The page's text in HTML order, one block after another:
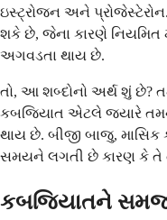
ઇસ્ટ્રોજન અને પ્રોજેસ્ટેરોન.
શકે છે, જેના કારણે
અગવડતા થાય છે.
તો, આ શબ્દોનો અર્થ શું છે?
કબજિયાત એટલે જ્યારે
થાય છે. બીજી બાજુ,
સમયને લગતી છે કારણ કે તે
કબજિયાતને